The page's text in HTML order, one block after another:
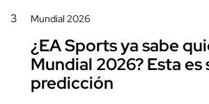
3 Mundial 2026
¿EA Sports ya sabe
Mundial 2026? Esta es
predicción